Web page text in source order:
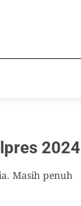
2024
Masih penuh